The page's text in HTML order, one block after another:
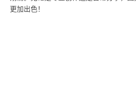
更加出色！